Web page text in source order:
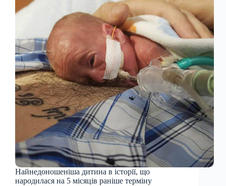
Найнедоношеніша дитина в історії, що
народилася на 5 місяців раніше терміну